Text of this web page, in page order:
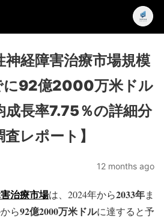
神経障害治療市場規模
92億2000万米ドル
成長率7.75％の詳細分
レポート】
12 months ago
治療市場は、2024年から2033年ま
ら92億2000万米ドルに達すると予